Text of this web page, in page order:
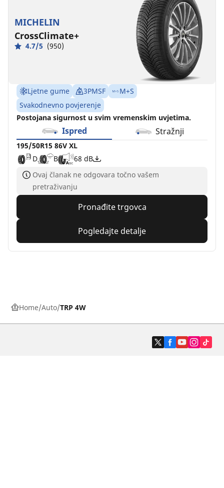
MICHELIN
CrossClimate+
4.7/5 (950)
Ljetne gume 3PMSF
M+S
Svakodnevno povjerenje
Postojana sigurnost u svim vremenskim uvjetima.
Ispred Stražnji
195/50R15 86V XL
D
B 68 dB
Ovaj članak ne odgovara točno vašem
pretraživanju
Pronađite trgovca
Pogledajte detalje
Home Auto TRP 4W